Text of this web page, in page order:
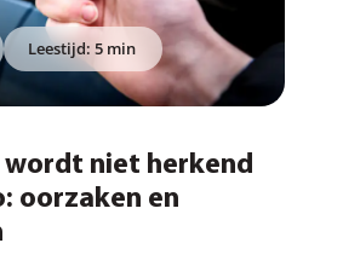
Leestijd: 5 min
niet herkend
oorzaken en